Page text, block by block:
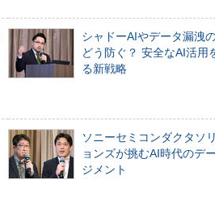
シャドーAIやデータ漏洩
どう防ぐ？ 安全なAI活用
る新戦略
ソニーセミコンダクタソ
ョンズが挑むAI時代のデ
ジメント